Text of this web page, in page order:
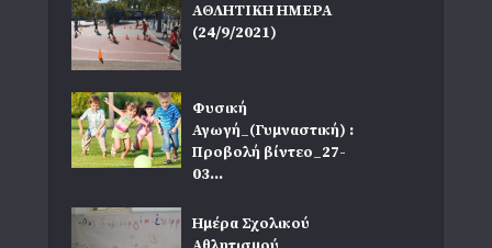
ΑΘΛΗΤΙΚΗ ΗΜΕΡΑ
(24/9/2021)
Φυσική
Αγωγή_(Γυμναστική) :
Προβολή βίντεο_27-
03...
Ημέρα Σχολικού